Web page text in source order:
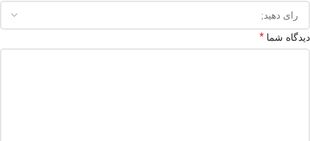
دیدگاه شما *